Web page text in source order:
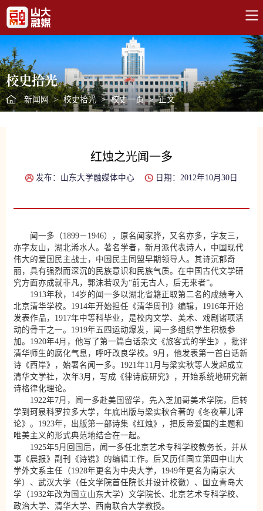
校史拾光
新闻网 > 校史拾光 > 校史一页 > 正文
红烛之光闻一多
发布：山东大学融媒体中心 日期：2012年10月30日
闻一多（1899－1946），原名闻家骅，又名亦多，字友三，
亦字友山，湖北浠水人。著名学者，新月派代表诗人，中国现代
伟大的爱国民主战士，中国民主同盟早期领导人。其诗沉郁奇
丽，具有强烈而深沉的民族意识和民族气质。在中国古代文学研
究方面亦成就非凡，郭沫若叹为“前无古人，后无来者”。
1913年秋，14岁的闻一多以湖北省籍正取第二名的成绩考入
北京清华学校。1914年开始担任《清华周刊》编辑，1916年开始
发表作品，1917年中等科毕业，是校内文学、美术、戏剧诸项活
动的骨干之一。1919年五四运动爆发，闻一多组织学生积极参
加。1920年4月，他写了第一篇白话杂文《旅客式的学生》，批评
清华师生的腐化气息，呼吁改良学校。9月，他发表第一首白话新
诗《西岸》，始署名闻一多。1921年11月与梁实秋等人发起成立
清华文学社，次年3月，写成《律诗底研究》，开始系统地研究新
诗格律化理论。
1922年7月，闻一多赴美国留学，先入芝加哥美术学院，后转
学到珂泉科罗拉多大学，年底出版与梁实秋合著的《冬夜草儿评
论》。1923年，出版第一部诗集《红烛》，把反帝爱国的主题和
唯美主义的形式典范地结合在一起。
1925年5月回国后，闻一多任北京艺术专科学校教务长，并从
事《晨报》副刊《诗镌》的编辑工作。后又历任国立第四中山大
学外文系主任（1928年更名为中央大学，1949年更名为南京大
学）、武汉大学（任文学院首任院长并设计校徽）、国立青岛大
学（1932年改为国立山东大学）文学院长、北京艺术专科学校、
政治大学、清华大学、西南联合大学教授。